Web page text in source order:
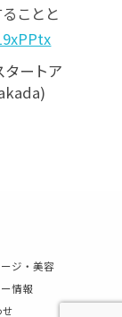
ことと
ートア
ジ・美容
情報